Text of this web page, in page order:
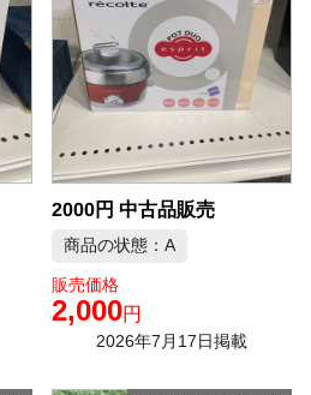
2000円 中古品販売
商品の状態：A
販売価格
2,000円
2026年7月17日掲載